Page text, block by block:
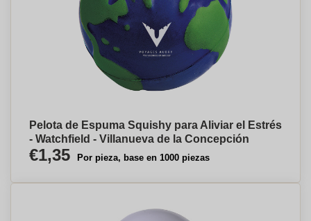
Pelota de Espuma Squishy para Aliviar el Estrés
- Watchfield - Villanueva de la Concepción
€1,35 Por pieza, base en 1000 piezas